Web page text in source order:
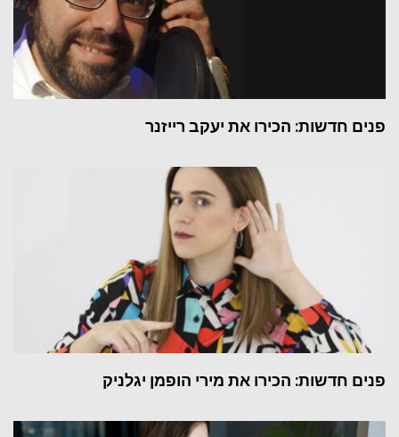
פנים חדשות: הכירו את יעקב רייזנר
פנים חדשות: הכירו את מירי הופמן יגלניק